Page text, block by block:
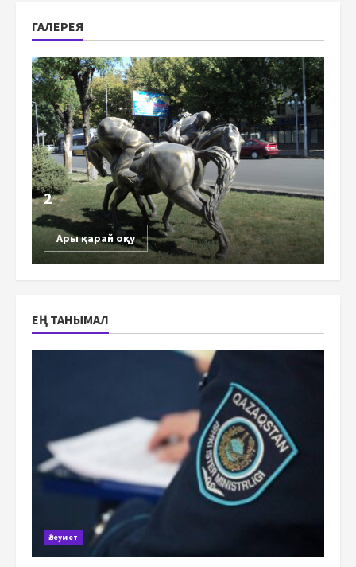
ГАЛЕРЕЯ
2
Ары қарай оқу
ЕҢ ТАНЫМАЛ
Әлеумет